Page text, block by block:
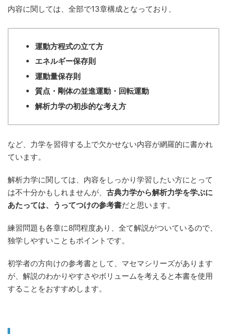
内容に関しては、全部で13章構成となっており、
運動方程式の立て方
エネルギー保存則
運動量保存則
質点・剛体の並進運動・回転運動
解析力学の初歩的な考え方
など、力学を習得する上で欠かせない内容が網羅的に書かれ
ています。
解析力学に関しては、内容をしっかり学習したい方にとって
は不十分かもしれませんが、 古典力学から解析力学を学ぶに
あたっては、うってつけの参考書だと思います。
練習問題も各章に8問程度あり、全て解説がついているので、
独学しやすいこともポイントです。
初学者の方向けの参考書として、マセマシリーズがあります
が、解説のわかりやすさやボリュームを考えると本書を使用
することをおすすめします。